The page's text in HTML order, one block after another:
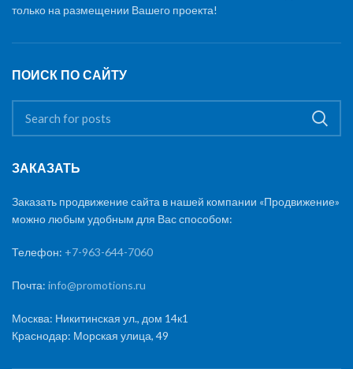
только на размещении Вашего проекта!
ПОИСК ПО САЙТУ
ЗАКАЗАТЬ
Заказать продвижение сайта в нашей компании «Продвижение»
можно любым удобным для Вас способом:
Телефон: +7-963-644-7060
Почта: info@promotions.ru
Москва: Никитинская ул., дом 14к1
Краснодар: Морская улица, 49